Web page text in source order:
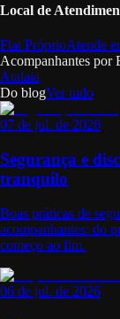
Local de
Flat PróprioAtende
Acompanhantes por
Atalaia
Do blogVer tudo
07 de jul. de 2026
Segurança e
tranquilo
Boas práticas de
acompanhantes: do
começo ao fim.
06 de jul. de 2026